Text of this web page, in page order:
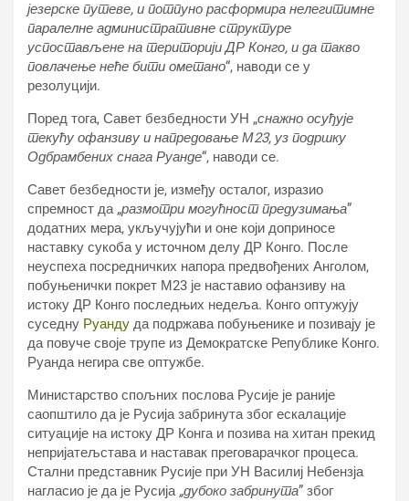
језерске путеве, и потпуно расформира нелегитимне
паралелне административне структуре
успостављене на територији ДР Конго, и да такво
повлачење неће бити ометано“, наводи се у
резолуцији.
Поред тога, Савет безбедности УН „снажно осуђује
текућу офанзиву и напредовање М23, уз подршку
Одбрамбених снага Руанде“, наводи се.
Савет безбедности је, између осталог, изразио
спремност да „размотри могућност предузимања”
додатних мера, укључујући и оне који доприносе
наставку сукоба у источном делу ДР Конго. После
неуспеха посредничких напора предвођених Анголом,
побуњенички покрет М23 је наставио офанзиву на
истоку ДР Конго последњих недеља. Конго оптужују
суседну Руанду да подржава побуњенике и позивају је
да повуче своје трупе из Демократске Републике Конго.
Руанда негира све оптужбе.
Министарство спољних послова Русије је раније
саопштило да је Русија забринута због ескалације
ситуације на истоку ДР Конга и позива на хитан прекид
непријатељстава и наставак преговарачког процеса.
Стални представник Русије при УН Василиј Небензја
нагласио је да је Русија„дубоко забринута” због